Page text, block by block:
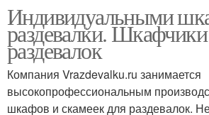
Индивидуальными
раздевалки.
раздевалок
Компания Vrazdevalku.ru занимается
высокопрофессиональным
шкафов и скамеек для раздевалок.